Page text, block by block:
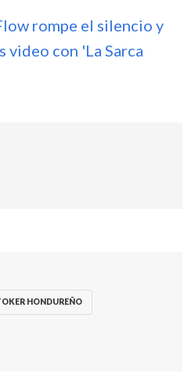
rompe el silencio y
video con 'La Sarca
HONDUREÑO